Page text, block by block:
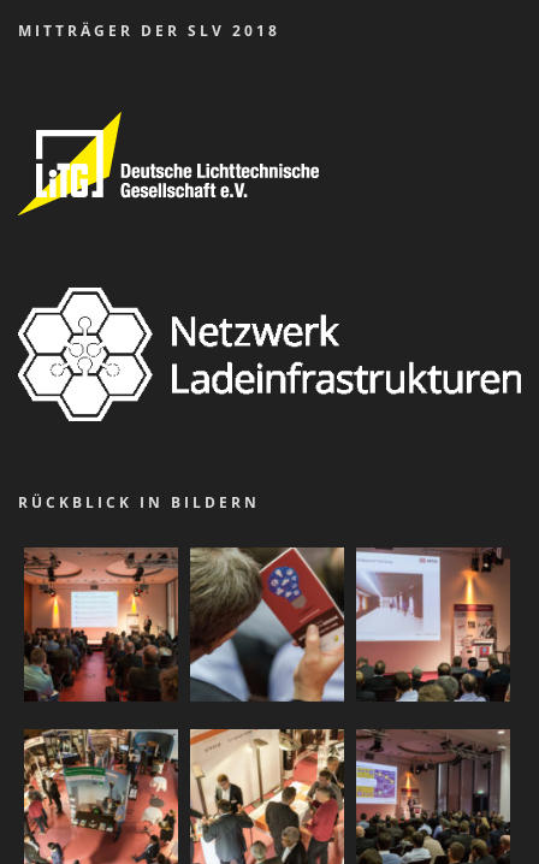
MITTRÄGER DER SLV 2018
RÜCKBLICK IN BILDERN